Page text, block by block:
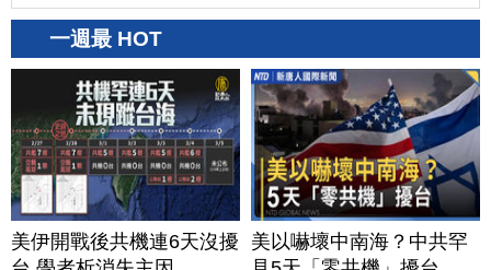
一週最 HOT
美伊開戰後共機連6天沒擾
美以嚇壞中南海？中共罕